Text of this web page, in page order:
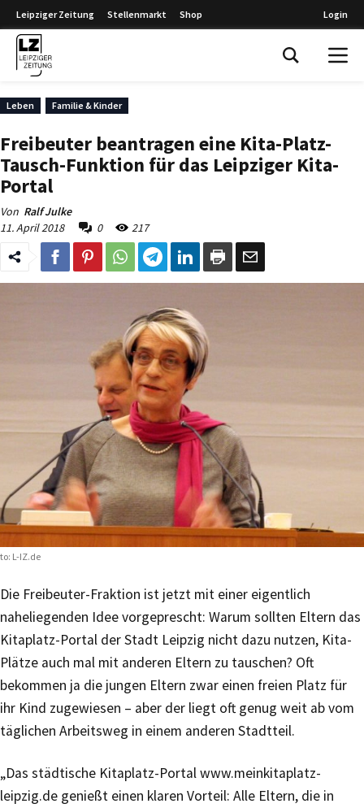
Leipziger Zeitung Stellenmarkt Shop Login
Leben Familie & Kinder
Freibeuter beantragen eine Kita-Platz-
Tausch-Funktion für das Leipziger Kita-
Portal
Von Ralf Julke
11. April 2018
0 217
L-IZ.de
Die Freibeuter-Fraktion ist jetzt mit einer eigentlich
naheliegenden Idee vorgeprescht: Warum sollten Eltern das
Kitaplatz-Portal der Stadt Leipzig nicht dazu nutzen, Kita-
Plätze auch mal mit anderen Eltern zu tauschen? Oft
bekommen ja die jungen Eltern zwar einen freien Platz für
ihr Kind zugewiesen – aber der liegt oft genug weit ab vom
täglichen Arbeitsweg in einem anderen Stadtteil.
„Das städtische Kitaplatz-Portal www.meinkitaplatz-
leipzig.de genießt einen klaren Vorteil: Alle Eltern, die in